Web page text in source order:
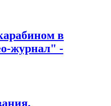
в
журнал" -